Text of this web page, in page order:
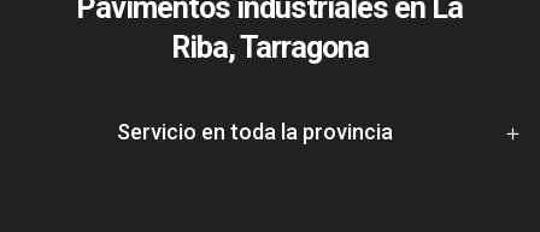
Pavimentos industriales en La
Riba, Tarragona
Servicio en toda la provincia